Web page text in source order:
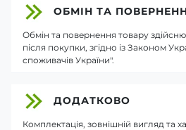
ОБМІН ТА
Обмін та повернення товару
після покупки, згідно із Законом
споживачів України".
ДОДАТКОВО
Комплектація, зовнішній вигляд та